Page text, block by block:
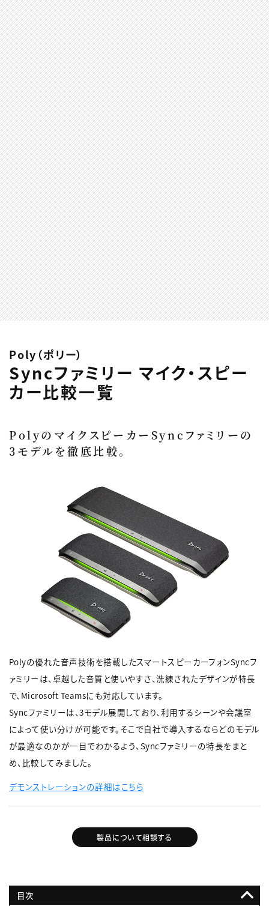
Poly（ポリー）
Syncファミリー マイク・スピー
カー比較一覧
PolyのマイクスピーカーSyncファミリーの
3モデルを徹底比較。
Polyの優れた音声技術を搭載したスマートスピーカーフォンSyncフ
ァミリーは、卓越した音質と使いやすさ、洗練されたデザインが特長
で、Microsoft Teamsにも対応しています。
Syncファミリーは、3モデル展開しており、利用するシーンや会議室
によって使い分けが可能です。そこで自社で導入するならどのモデル
が最適なのかが一目でわかるよう、Syncファミリーの特長をまと
め、比較してみました。
デモンストレーションの詳細はこちら
製品について相談する
目次